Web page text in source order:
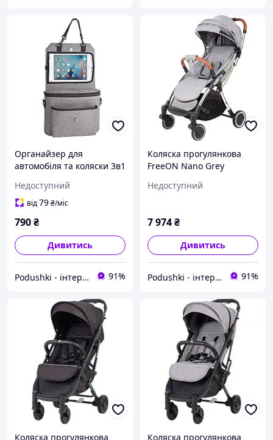
Органайзер для
автомобіля та коляски 3в1
Недоступний
від79₴/міс
790₴
Дивитись
Podushki - інтернет-магазин Подушки 91%
Коляска прогулянкова
FreeON Nano Grey
Недоступний
7 974₴
Дивитись
Podushki - інтернет-магазин Подушки 91%
Коляска прогулянкова
Коляска прогулянкова